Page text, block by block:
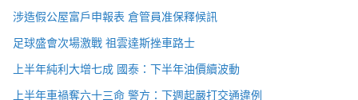
涉造假公屋富戶申報表 倉管員准保釋候訊
足球盛會次場激戰 祖雲達斯挫車路士
上半年純利大增七成 國泰：下半年油價續波動
上半年車禍奪六十三命 警方：下週起嚴打交通違例